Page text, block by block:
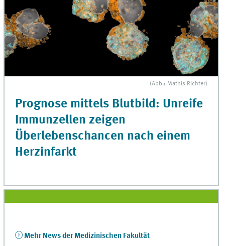
(Abb.: Mathis Richter)
Prognose mittels Blutbild: Unreife
Immunzellen zeigen
Überlebenschancen nach einem
Herzinfarkt
Mehr News der Medizinischen Fakultät